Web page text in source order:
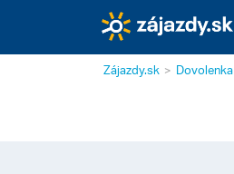
Zájazdy.sk Dovolenka